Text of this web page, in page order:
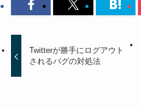
Twitterが勝手にログアウト
されるバグの対処法